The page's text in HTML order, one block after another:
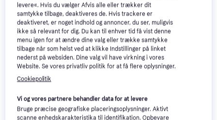
(2024), 11-inch, Wi-Fi,
128GB Purple
11", Apple iPadOS 17
Apple iPad Pro M4, 13-
levere«. Hvis du vælger Afvis alle eller trækker dit
samtykke tilbage, deaktiveres de. Hvis trackere er
deaktiveret, er noget indhold og annoncer, du ser, muligvis
ikke så relevant for dig. Du kan til enhver tid få vist denne
menu igen for at ændre dine valg eller trække samtykke
tilbage når som helst ved at klikke Indstillinger på linket
nederst på websiden. Dine valg vil have virkning i vores
Website. Se vores privatliv politik for at få flere oplysninger.
Cookiepolitik
Vi og vores partnere behandler data for at levere
Bruge præcise geografiske placeringsoplysninger. Aktivt
scanne enhedskarakteristika til identifikation. Opbevare